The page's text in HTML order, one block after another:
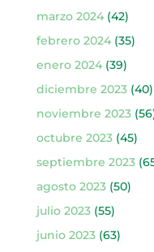
marzo 2024(42)
febrero 2024(35)
enero 2024(39)
diciembre 2023(40)
noviembre 2023
octubre 2023(45)
septiembre 2023
agosto 2023(50)
julio 2023(55)
junio 2023(63)